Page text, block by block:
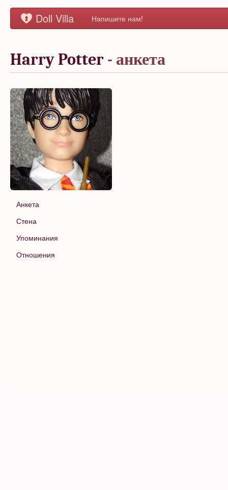
Doll Villa Напишите нам!
Harry Potter - анкета
Анкета
Стена
Упоминания
Отношения